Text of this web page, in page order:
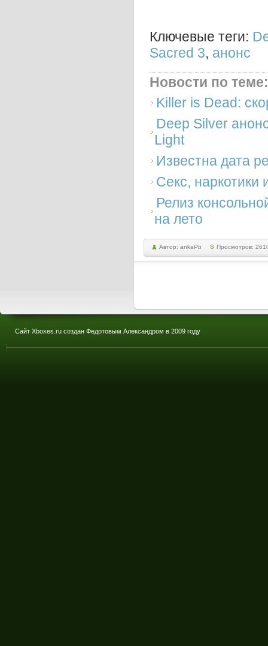
Ключевые теги:
Sacred 3, анонс
Новости по теме:
Killer is Dead:
Deep Silver
Light
Известна дата
Секс, наркотики
Релиз
на лето
Автор: ankaPb Просмотров:
Сайт Xboxes.ru создан Федотовым Александром в 2009 году